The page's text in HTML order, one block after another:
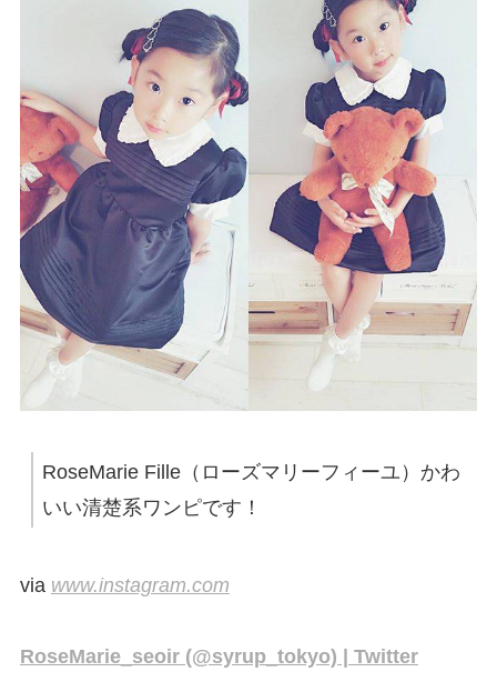
RoseMarie Fille（ローズマリーフィーユ）かわ
いい清楚系ワンピです！
via www.instagram.com
RoseMarie_seoir (@syrup_tokyo) | Twitter